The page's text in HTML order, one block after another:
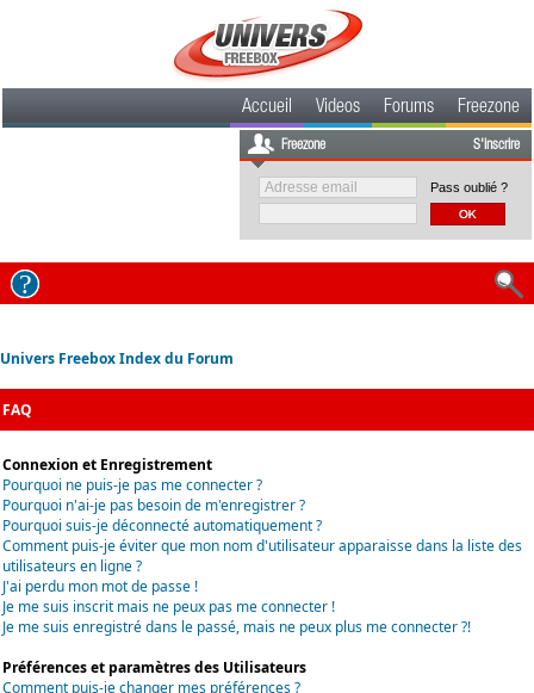
Accueil Videos Forums Freezone
Freezone S'inscrire
Pass oublié ?
Univers Freebox Index du Forum
FAQ
Connexion et Enregistrement
Pourquoi ne puis-je pas me connecter ?
Pourquoi n'ai-je pas besoin de m'enregistrer ?
Pourquoi suis-je déconnecté automatiquement ?
Comment puis-je éviter que mon nom d'utilisateur apparaisse dans la liste des
utilisateurs en ligne ?
J'ai perdu mon mot de passe !
Je me suis inscrit mais ne peux pas me connecter !
Je me suis enregistré dans le passé, mais ne peux plus me connecter ?!
Préférences et paramètres des Utilisateurs
Comment puis-je changer mes préférences ?